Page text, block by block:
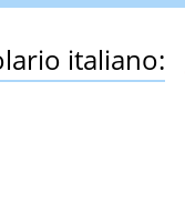
italiano: